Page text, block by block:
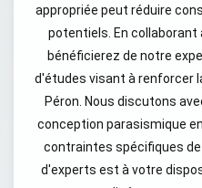
appropriée peut réduire
potentiels. En
bénéficierez de notre
d'études visant à renforcer
Péron. Nous discutons
conception parasismique
contraintes spécifiques
d'experts est à votre